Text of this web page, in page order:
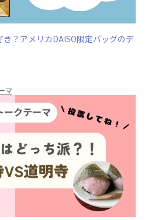
き？アメリカDAISO限定バッグのデ
マ